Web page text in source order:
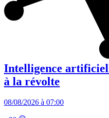
Intelligence
à la révolte
08/08/2026 à 07:00